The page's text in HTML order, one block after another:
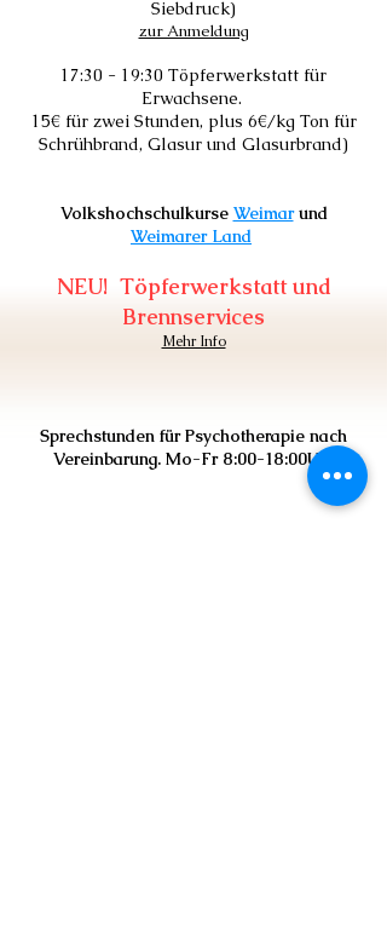
Siebdruck)
zur Anmeldung
17:30 - 19:30 Töpferwerkstatt für
Erwachsene.
15€ für zwei Stunden, plus 6€/kg Ton für
Schrühbrand, Glasur und Glasurbrand)
Volkshochschulkurse Weimarund
Weimarer Land
NEU! Töpferwerkstatt und
Brennservices
Mehr Info
Sprechstunden für Psychotherapie nach
Vereinbarung. Mo-Fr 8:00-18:00Uhr